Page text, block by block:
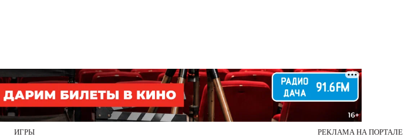
ИГРЫ РЕКЛАМА НА ПОРТАЛЕ